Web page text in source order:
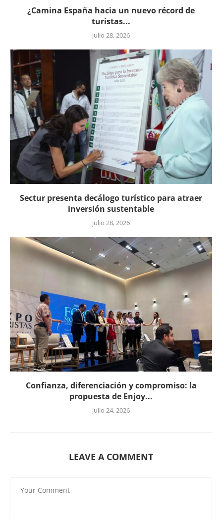
¿Camina España hacia un nuevo récord de
turistas...
julio 28, 2026
Sectur presenta decálogo turístico para atraer
inversión sustentable
julio 28, 2026
Confianza, diferenciación y compromiso: la
propuesta de Enjoy...
julio 24, 2026
LEAVE A COMMENT